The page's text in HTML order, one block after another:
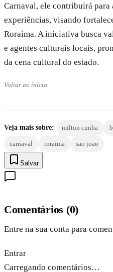
Carnaval, ele contribuirá para
experiências, visando
Roraima. A iniciativa busca
e agentes culturais locais,
da cena cultural do estado.
Voltar ao início.
Veja mais sobre: milton cunha
carnaval roraima sao joao
Salvar
Comentários (0)
Entre na sua conta para
Entrar
Carregando comentários…